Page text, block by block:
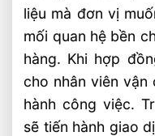
liệu mà đơn vị
mối quan hệ bền
hàng. Khi hợp
cho nhân viên vận
hành công việc.
sẽ tiến hành giao